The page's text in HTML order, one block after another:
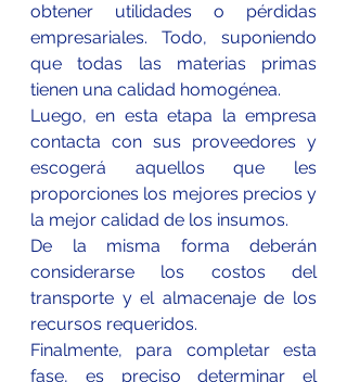
obtener utilidades o pérdidas
empresariales. Todo, suponiendo
que todas las materias primas
tienen una calidad homogénea.
Luego, en esta etapa la empresa
contacta con sus proveedores y
escogerá aquellos que les
proporciones los mejores precios y
la mejor calidad de los insumos.
De la misma forma deberán
considerarse los costos del
transporte y el almacenaje de los
recursos requeridos.
Finalmente, para completar esta
fase, es preciso determinar el